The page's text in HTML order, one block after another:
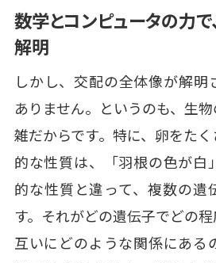
数学とコンピュータの力
解明
しかし、交配の全体像が解明
ありません。というのも、生
雑だからです。特に、卵をた
的な性質は、「羽根の色が白
的な性質と違って、複数の遺
す。それがどの遺伝子でどの
互いにどのような関係にある